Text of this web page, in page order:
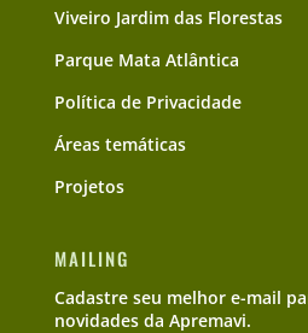
Viveiro Jardim das Florestas
Parque Mata Atlântica
Política de Privacidade
Áreas temáticas
Projetos
MAILING
Cadastre seu melhor e-mail
novidades da Apremavi.